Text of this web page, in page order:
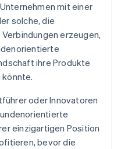
Unternehmen mit einer
solche, die
erzeugen,
ihre Produkte
oder Innovatoren
einzigartigen Position
bevor die